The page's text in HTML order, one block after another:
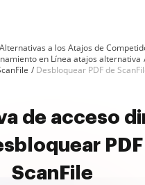
Alternativas a los Atajos de
en Línea atajos alternativa
Desbloquear PDF de
de acceso
ScanFile